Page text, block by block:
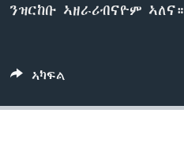
ንዝርከቡ ኣዘራሪብናዮም ኣለና።
ኣካፍል